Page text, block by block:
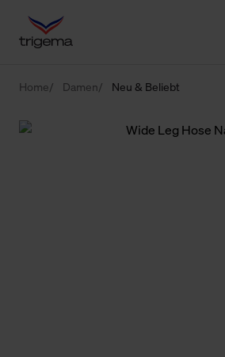
Home Damen Neu & Beliebt